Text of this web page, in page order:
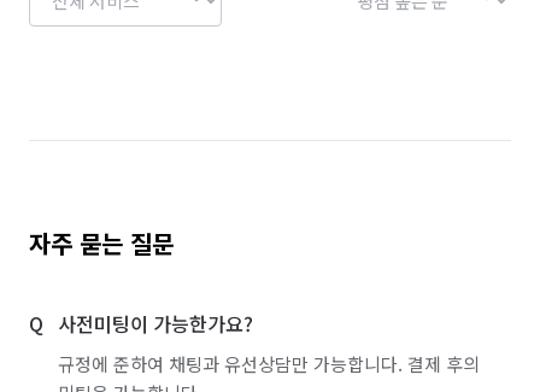
자주 묻는 질문
사전미팅이 가능한가요?
규정에 준하여 채팅과 유선상담만 가능합니다. 결제 후의